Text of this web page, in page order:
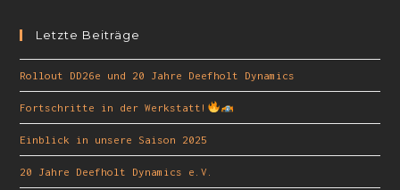
Letzte Beiträge
Rollout DD26e und 20 Jahre Deefholt Dynamics
Fortschritte in der Werkstatt!
Einblick in unsere Saison 2025
20 Jahre Deefholt Dynamics e.V.